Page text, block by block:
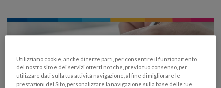
Utilizziamo cookie, anche di terze parti, per consentire il funzionamento
del nostro sito e dei servizi offerti nonché, previo tuo consenso, per
utilizzare dati sulla tua attività navigazione, al fine di migliorare le
prestazioni del Sito, personalizzare la navigazione sulla base delle tue